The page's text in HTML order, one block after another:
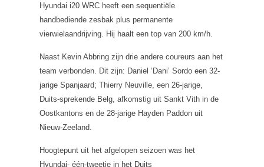
Hyundai i20 WRC heeft een sequentiële
handbediende zesbak plus permanente
vierwielaandrijving. Hij haalt een top van 200 km/h.
Naast Kevin Abbring zijn drie andere coureurs aan het
team verbonden. Dit zijn: Daniel ‘Dani’ Sordo een 32-
jarige Spanjaard; Thierry Neuville, een 26-jarige,
Duits-sprekende Belg, afkomstig uit Sankt Vith in de
Oostkantons en de 28-jarige Hayden Paddon uit
Nieuw-Zeeland.
Hoogtepunt uit het afgelopen seizoen was het
Hyundai- één-tweetje in het Duits